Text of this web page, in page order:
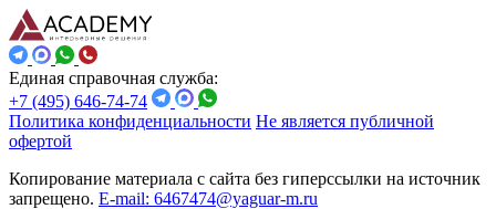
Единая справочная служба:
+7 (495) 646-74-74
Политика конфиденциальности Не является публичной
офертой
Копирование материала с сайта без гиперссылки на источник
запрещено. E-mail: 6467474@yaguar-m.ru